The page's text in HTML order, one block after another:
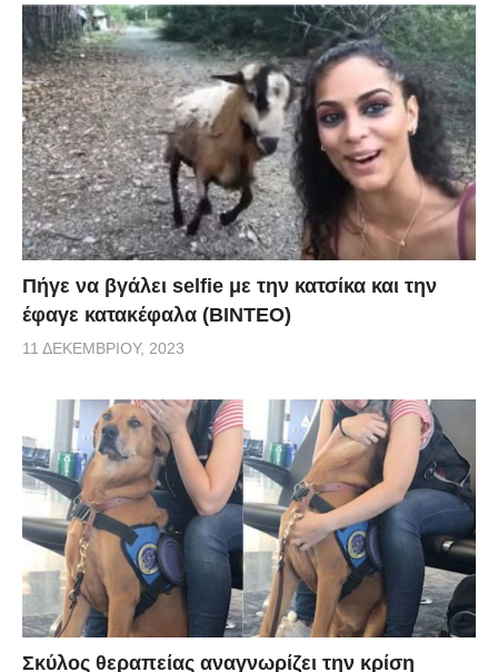
Πήγε να βγάλει selfie με την κατσίκα και την
έφαγε κατακέφαλα (ΒΙΝΤΕΟ)
11 ΔΕΚΕΜΒΡΊΟΥ, 2023
Σκύλος θεραπείας αναγνωρίζει την κρίση